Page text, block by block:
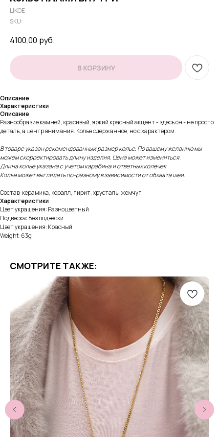
LIKOE
SKU:
4100,00 руб.
В КОРЗИНУ
Описание
Характеристики
Описание
Разнообразие камней, красивый, яркий красный акцент - здесь он - не просто
деталь, а центр внимания. Колье сдержанное, но с характером.
В товаре указан рекомендованный размер колье. По вашему желанию мы
можем скорректировать длину изделия. Цена может измениться.
Длина колье указана с учетом карабина и ответных колечек.
Колье может выглядеть по-разному в зависимости от обхвата шеи.
Состав: керамика, коралл, пирит, хрусталь, жемчуг
Характеристики
Цвет украшения: Разноцветный
Подвеска: Без подвески
Цвет украшения: Красный
Weight: 63g
СМОТРИТЕ ТАКЖЕ: